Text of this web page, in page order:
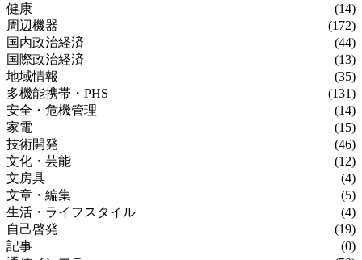
健康
(14)
周辺機器
(172)
国内政治経済
(44)
国際政治経済
(13)
地域情報
(35)
多機能携帯・PHS
(131)
安全・危機管理
(14)
家電
(15)
技術開発
(46)
文化・芸能
(12)
文房具
(4)
文章・編集
(5)
生活・ライフスタイル
(4)
自己啓発
(19)
記事
(0)